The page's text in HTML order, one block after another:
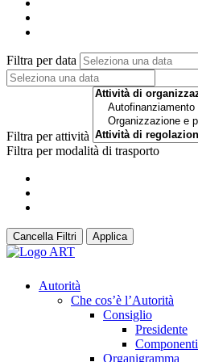
Filtra per data
Filtra per attività
Filtra per modalità di trasporto
Cancella Filtri Applica
Autorità
Che cos’è l’Autorità
Consiglio
Presidente
Componenti
Organigramma